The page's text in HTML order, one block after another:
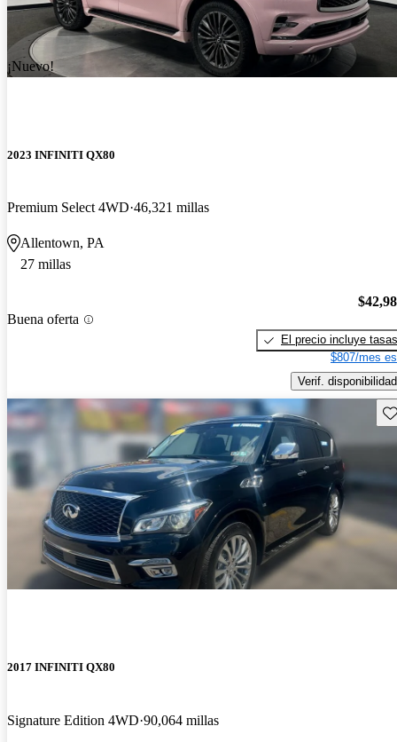
¡Nuevo!
2023 INFINITI QX80
Premium Select 4WD 46,321 millas
Allentown, PA
27 millas
Buena oferta
El precio incluye tasas
$807/mes
Verif. disponibilidad
2017 INFINITI QX80
Signature Edition 4WD 90,064 millas